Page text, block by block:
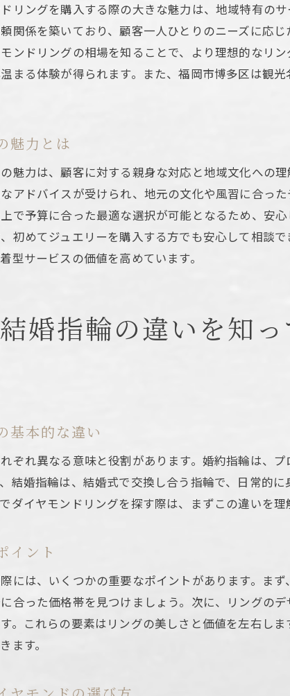
契約時に確認すべき事項
ダイヤモンドの鑑定書の重要性
返品や交換ポリシーの確認
結婚指輪はどう選ぶ？福岡市博多区の
結婚指輪選びの基本ステップ
専門家が教える選び方のポイント
ペアリングの選び方とトレンド
福岡市博多区でのおすすめショップ
理想のダイヤモンドリング探しを福岡
専門家のアドバイスを最大限に活用
満足度の高い購入体験を得るために
幸福な未来を築くリング選び
リングを購入する際の大きな魅力は、地域特有の
関係を築いており、顧客一人ひとりのニーズに応
ンドリングの相場を知ることで、より理想的なリ
まる体験が得られます。また、福岡市博多区は観
魅力とは
魅力は、顧客に対する親身な対応と地域文化への
アドバイスが受けられ、地元の文化や風習に合っ
で予算に合った最適な選択が可能となるため、安
初めてジュエリーを購入する方でも安心して相談
型サービスの価値を高めています。
婚指輪の違いを知
基本的な違い
ぞれ異なる意味と役割があります。婚約指輪は、
結婚指輪は、結婚式で交換し合う指輪で、日常的
ダイヤモンドリングを探す際は、まずこの違いを
イント
には、いくつかの重要なポイントがあります。ま
合った価格帯を見つけましょう。次に、リングの
。これらの要素はリングの美しさと価値を左右し
ます。